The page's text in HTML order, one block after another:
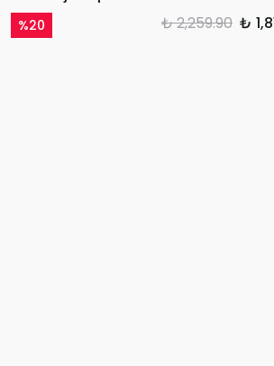
%20 ₺ 2,259.90 ₺